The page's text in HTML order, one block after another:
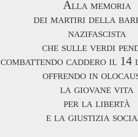
Alla memoria
dei martiri della
nazifascista
che sulle verdi
combattendo caddero il
offrendo in
la giovane vita
per la libertà
e la giustizia